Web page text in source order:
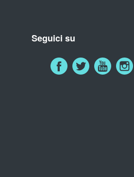
Seguici su